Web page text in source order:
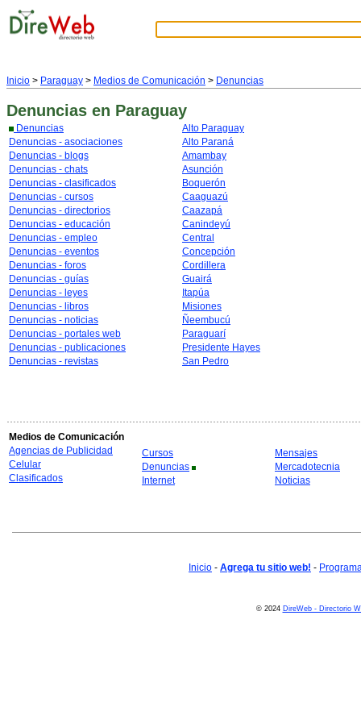
Inicio > Paraguay > Medios de Comunicación > Denuncias
Denuncias en Paraguay
Denuncias
Denuncias - asociaciones
Denuncias - blogs
Denuncias - chats
Denuncias - clasificados
Denuncias - cursos
Denuncias - directorios
Denuncias - educación
Denuncias - empleo
Denuncias - eventos
Denuncias - foros
Denuncias - guías
Denuncias - leyes
Denuncias - libros
Denuncias - noticias
Denuncias - portales web
Denuncias - publicaciones
Denuncias - revistas
Alto Paraguay
Alto Paraná
Amambay
Asunción
Boquerón
Caaguazú
Caazapá
Canindeyú
Central
Concepción
Cordillera
Guairá
Itapúa
Misiones
Ñeembucú
Paraguarí
Presidente Hayes
San Pedro
Medios de Comunicación
Agencias de Publicidad
Celular
Clasificados
Cursos
Denuncias
Internet
Mensajes
Mercadotecnia
Noticias
Inicio - Agrega tu sitio web! -
© 2024 DireWeb - Directorio